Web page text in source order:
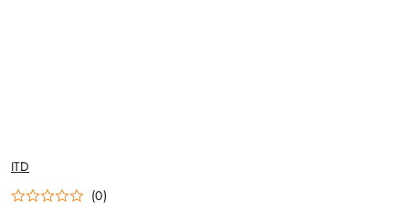
NAZWA
PRODUCENTA:
ITD
(0)